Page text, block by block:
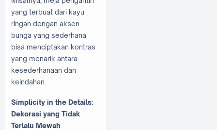
yang terbuat dari kayu
ringan dengan aksen
bunga yang sederhana
bisa menciptakan kontras
yang menarik antara
kesederhanaan dan
keindahan.
Simplicity in the Details:
Dekorasi yang Tidak
Terlalu Mewah